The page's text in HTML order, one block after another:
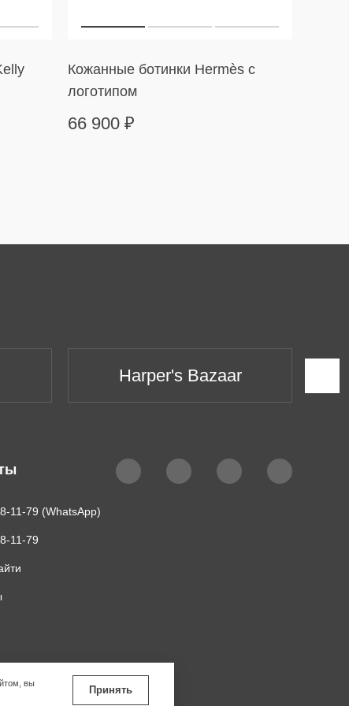
Кожанные ботинки Hermès с
логотипом
66 900 ₽
Harper's Bazaar
11-79 (WhatsApp)
11-79
вы
Принять